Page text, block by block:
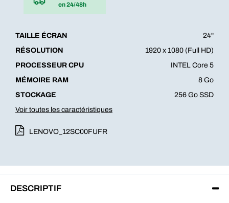
en 24/48h
TAILLE ÉCRAN
24"
RÉSOLUTION
1920 x 1080 (Full HD)
PROCESSEUR CPU
INTEL Core 5
MÉMOIRE RAM
8 Go
STOCKAGE
256 Go SSD
Voir toutes les caractéristiques
LENOVO_12SC00FUFR
DESCRIPTIF